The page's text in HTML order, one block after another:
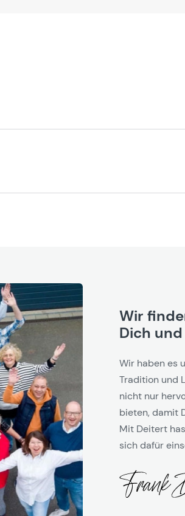
Wir
Dich
Wir haben es
Tradition und
nicht nur
bieten, damit
Mit Deitert
sich dafür